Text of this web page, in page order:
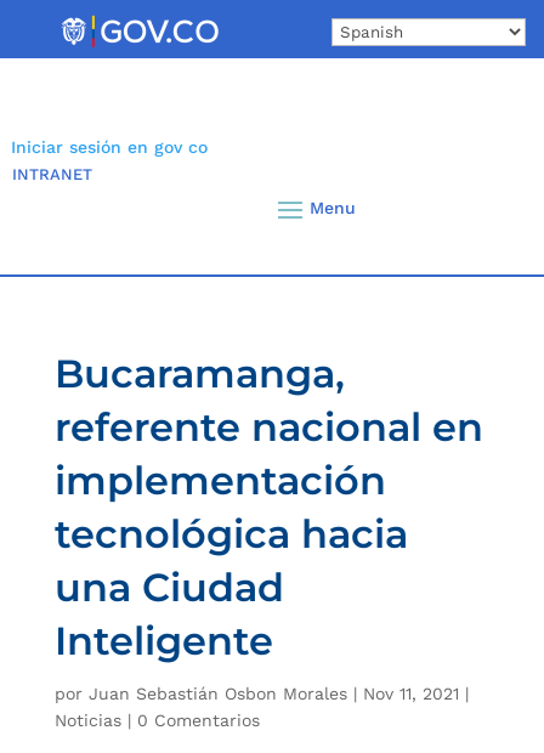
Iniciar sesión en gov co
INTRANET
Bucaramanga,
referente nacional en
implementación
tecnológica hacia
una Ciudad
Inteligente
por Juan Sebastián Osbon Morales| Nov 11, 2021 |
Noticias| 0 Comentarios